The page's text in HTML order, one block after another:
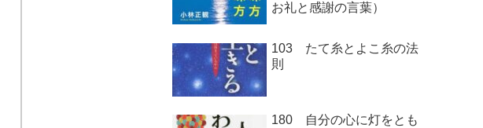
お礼と感謝の言葉）
103 たて糸とよこ糸の法
則
180 自分の心に灯をとも